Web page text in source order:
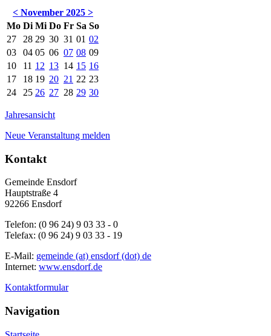
< November 2025 >
Mo Di Mi Do Fr Sa So
27
28 29 30 31 01 02
03
04 05 06 07 08 09
10
11 12 13 14 15 16
17
18 19 20 21 22 23
24
25 26 27 28 29 30
Jahresansicht
Neue Veranstaltung melden
Kontakt
Gemeinde Ensdorf
Hauptstraße 4
92266 Ensdorf
Telefon: (0 96 24) 9 03 33 - 0
Telefax: (0 96 24) 9 03 33 - 19
E-Mail: gemeinde (at) ensdorf (dot) de
Internet: www.ensdorf.de
Kontaktformular
Navigation